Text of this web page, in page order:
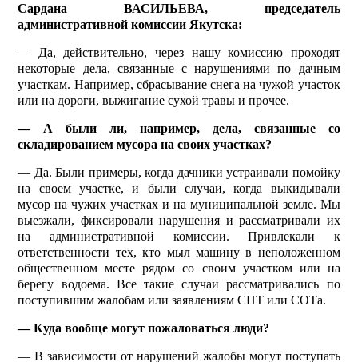
Сардана ВАСИЛЬЕВА, председатель
административной комиссии Якутска:
— Да, действительно, через нашу комиссию проходят
некоторые дела, связанные с нарушениями по дачным
участкам. Например, сбрасывание снега на чужой участок
или на дороги, выжигание сухой травы и прочее.
— А были ли, например, дела, связанные со
складированием мусора на своих участках?
— Да. Были примеры, когда дачники устраивали помойку
на своем участке, и были случаи, когда выкидывали
мусор на чужих участках и на муниципальной земле. Мы
выезжали, фиксировали нарушения и рассматривали их
на административной комиссии. Привлекали к
ответственности тех, кто мыл машину в неположенном
общественном месте рядом со своим участком или на
берегу водоема. Все такие случаи рассматривались по
поступившим жалобам или заявлениям СНТ или СОТа.
— Куда вообще могут пожаловаться люди?
— В зависимости от нарушений жалобы могут поступать